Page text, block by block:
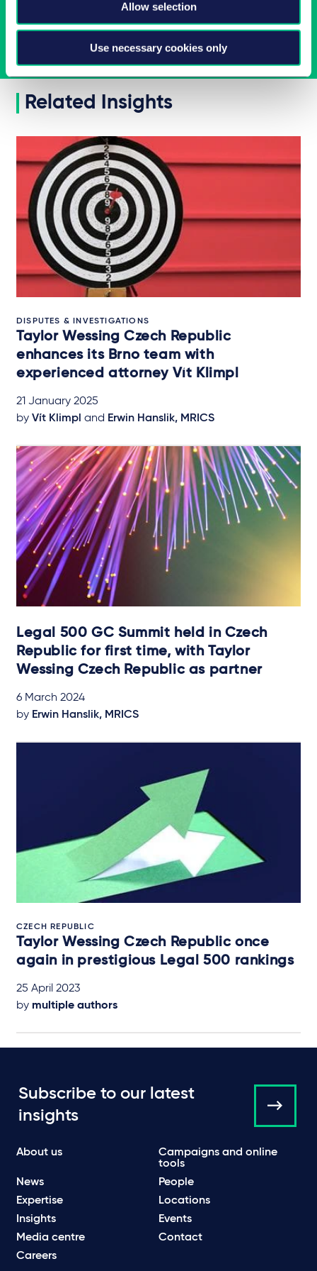
Allow selection
Use necessary cookies only
Subscribe
Related Insights
DISPUTES & INVESTIGATIONS
Taylor Wessing Czech Republic
enhances its Brno team with
experienced attorney Vít Klimpl
21 January 2025
by Vít Klimpl and Erwin Hanslik, MRICS
Legal 500 GC Summit held in Czech
Republic for first time, with Taylor
Wessing Czech Republic as partner
6 March 2024
by Erwin Hanslik, MRICS
CZECH REPUBLIC
Taylor Wessing Czech Republic once
again in prestigious Legal 500 rankings
25 April 2023
by multiple authors
Subscribe to our latest
insights
About us
Campaigns and online
tools
News
People
Expertise
Locations
Insights
Events
Media centre
Contact
Careers